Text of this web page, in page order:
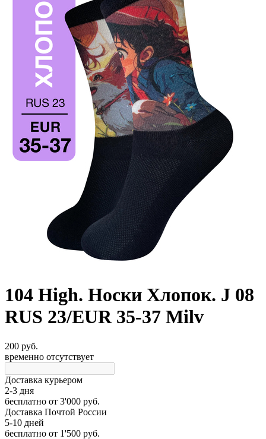
104 High. Носки Хлопок. J 08
RUS 23/EUR 35-37 Milv
200 руб.
временно отсутствует
Доставка курьером
2-3 дня
бесплатно от 3'000 руб.
Доставка Почтой России
5-10 дней
бесплатно от 1'500 руб.